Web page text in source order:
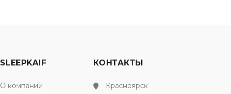
SLEEPKAIF
О компании
КОНТАКТЫ
Красноярск